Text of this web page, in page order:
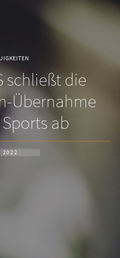
schließt die
Übernahme
ab
2022